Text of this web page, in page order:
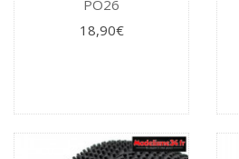
PO26
18,90€